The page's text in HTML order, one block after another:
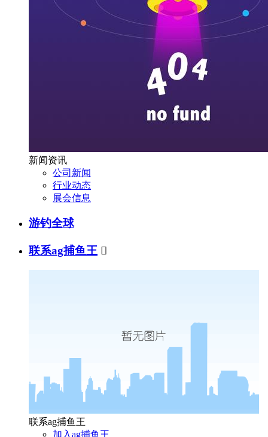
新闻资讯
公司新闻
行业动态
展会信息
游钓全球
联系ag捕鱼王 
联系ag捕鱼王
加入ag捕鱼王